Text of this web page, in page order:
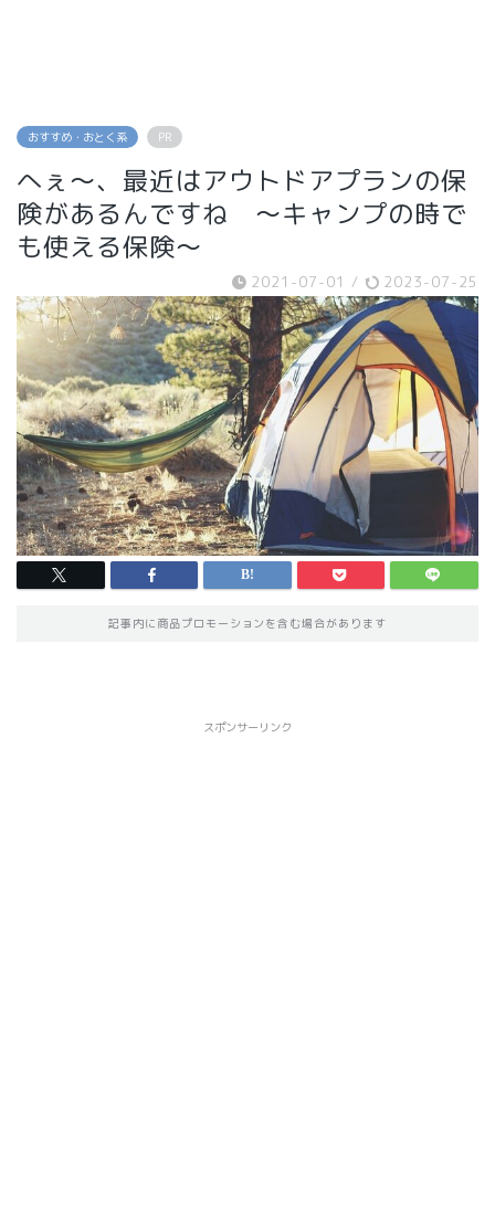
おすすめ・おとく系 PR
へぇ～、最近はアウトドアプランの保
険があるんですね ～キャンプの時で
も使える保険～
2021-07-01 / 2023-07-25
記事内に商品プロモーションを含む場合があります
スポンサーリンク